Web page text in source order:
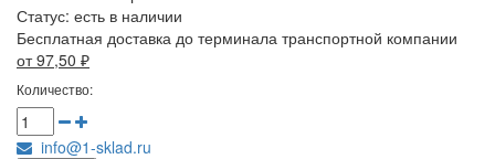
Статус: есть в наличии
Бесплатная доставка до терминала транспортной компании
от 97,50 ₽
Количество:
info@1-sklad.ru